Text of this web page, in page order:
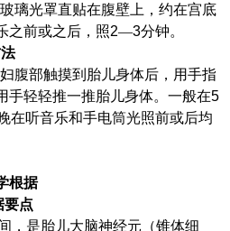
璃光罩直贴在腹壁上，约在宫底
之前或之后，照2—3分钟。
腹部触摸到胎儿身体后，用手指
手轻轻推一推胎儿身体。一般在5
在听音乐和手电筒光照前或后均
根据
要点
，是胎儿大脑神经元（锥体细